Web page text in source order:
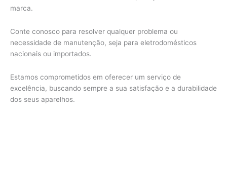
marca.
Conte conosco para resolver qualquer problema ou
necessidade de manutenção, seja para eletrodomésticos
nacionais ou importados.
Estamos comprometidos em oferecer um serviço de
excelência, buscando sempre a sua satisfação e a durabilidade
dos seus aparelhos.